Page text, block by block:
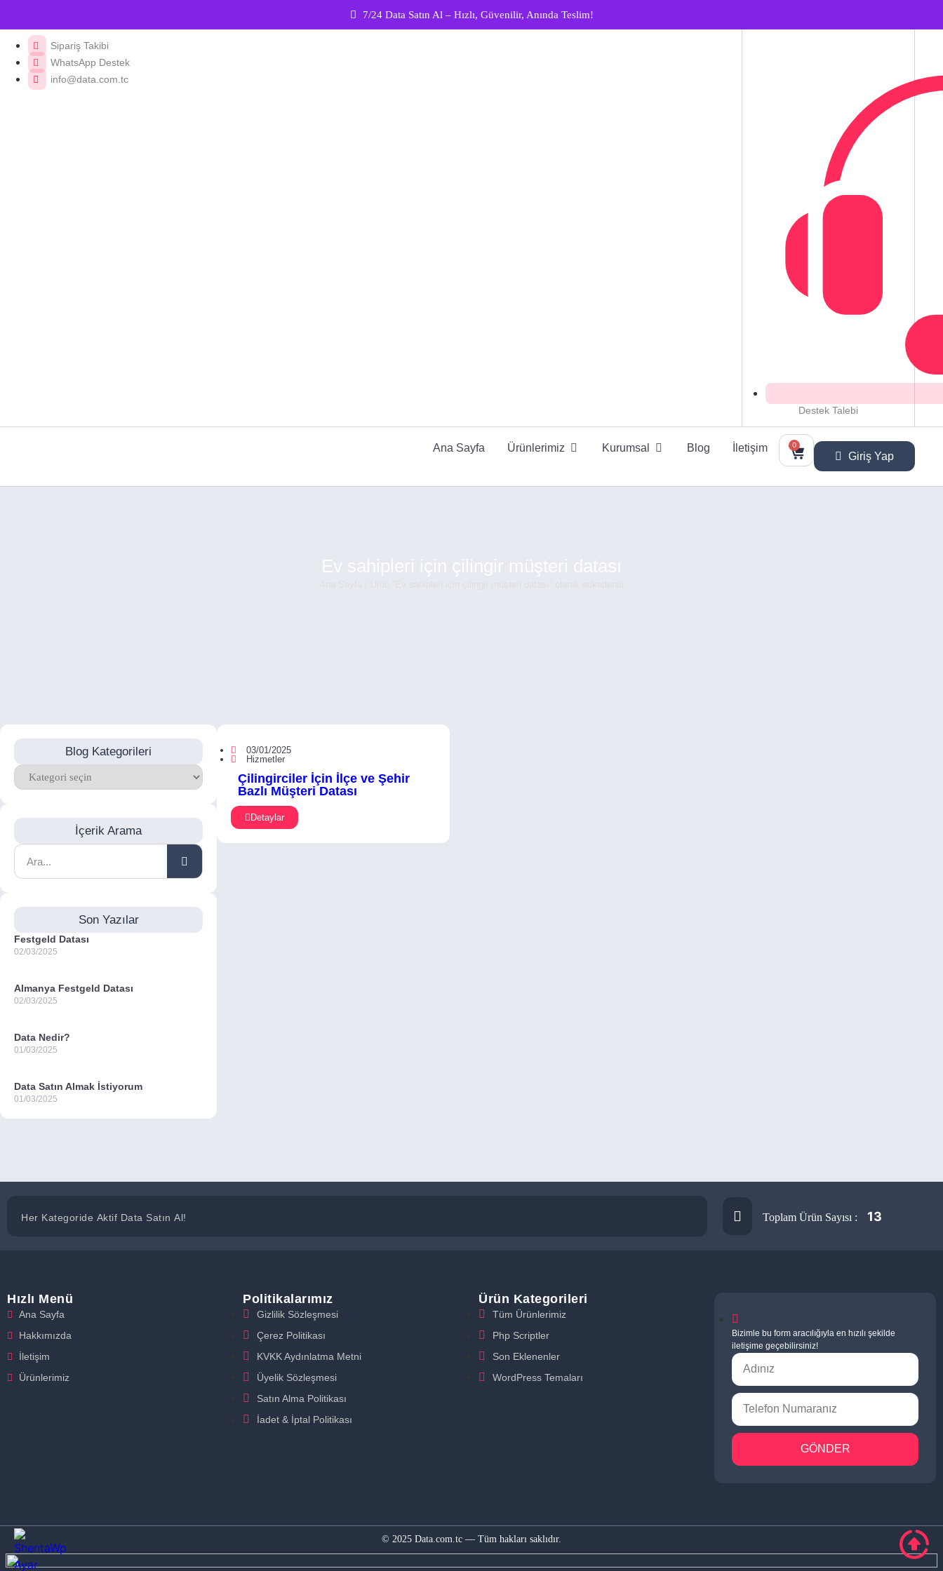
7/24 Data Satın Al – Hızlı, Güvenilir, Anında Teslim!
Sipariş Takibi
WhatsApp Destek
info@data.com.tc
Destek Talebi
Ana Sayfa Ürünlerimiz Kurumsal Blog İletişim 0
Giriş Yap
Ev sahipleri için çilingir müşteri datası
Blog Kategorileri
İçerik Arama
Son Yazılar
Festgeld Datası
02/03/2025
Almanya Festgeld Datası
02/03/2025
Data Nedir?
01/03/2025
Data Satın Almak İstiyorum
01/03/2025
03/01/2025
Hizmetler
Çilingirciler İçin İlçe ve Şehir
Bazlı Müşteri Datası
Detaylar
Her Kategoride Aktif Data Satın Al! Toplam Ürün Sayısı : 13
Hızlı Menü
Ana Sayfa
Hakkımızda
İletişim
Ürünlerimiz
Politikalarımız
Gizlilik Sözleşmesi
Çerez Politikası
KVKK Aydınlatma Metni
Üyelik Sözleşmesi
Satın Alma Politikası
İadet & İptal Politikası
Ürün Kategorileri
Tüm Ürünlerimiz
Php Scriptler
Son Eklenenler
WordPress Temaları
Bizimle bu form aracılığıyla en hızılı şekilde
iletişime geçebilirsiniz!
GÖNDER
© 2025 Data.com.tc — Tüm hakları saklıdır.